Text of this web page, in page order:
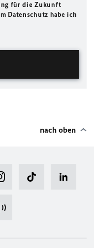
für die Zukunft
Datenschutz habe ich
nach oben